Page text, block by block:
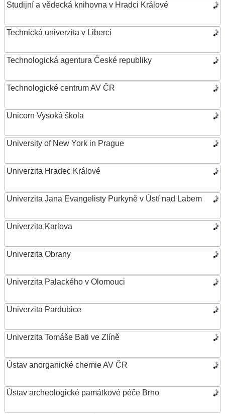
Studijní a vědecká knihovna v Hradci Králové
Technická univerzita v Liberci
Technologická agentura České republiky
Technologické centrum AV ČR
Unicorn Vysoká škola
University of New York in Prague
Univerzita Hradec Králové
Univerzita Jana Evangelisty Purkyně v Ústí nad Labem
Univerzita Karlova
Univerzita Obrany
Univerzita Palackého v Olomouci
Univerzita Pardubice
Univerzita Tomáše Bati ve Zlíně
Ústav anorganické chemie AV ČR
Ústav archeologické památkové péče Brno